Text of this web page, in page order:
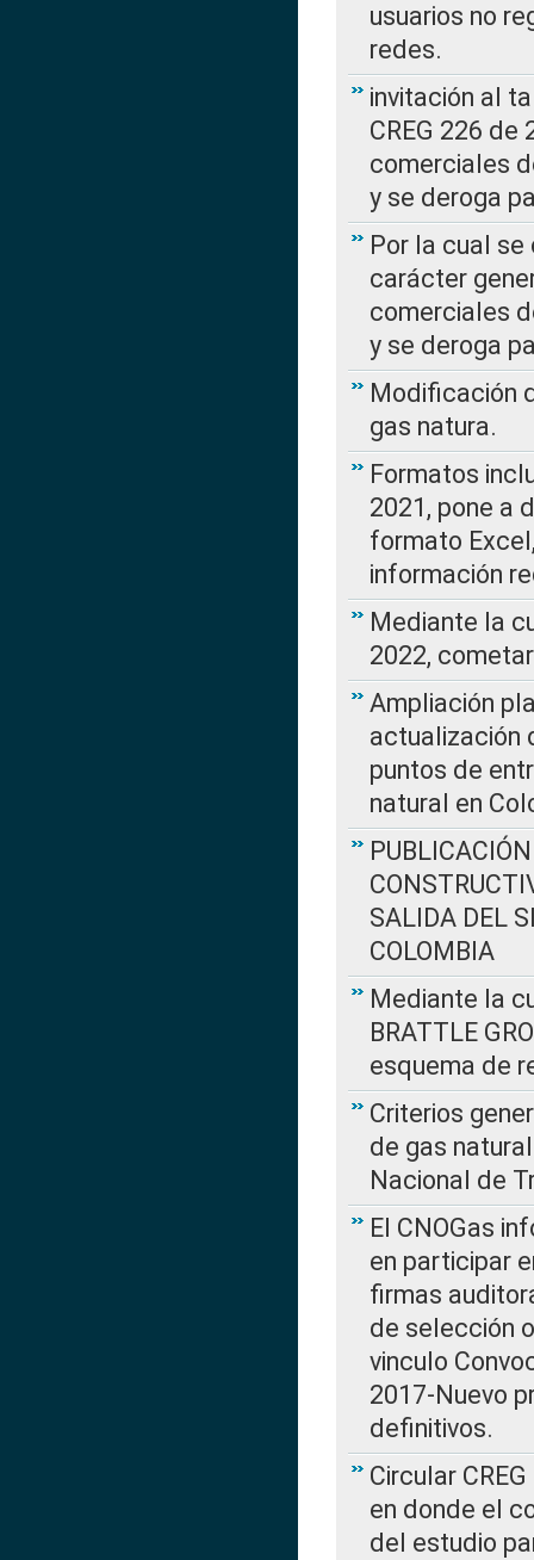
usuarios no
redes.
invitación al
CREG 226
comerciales
y se deroga
Por la cual
carácter
comerciales
y se deroga
Modificación
gas natura.
Formatos
2021, pone a
formato
información
Mediante la
2022,
Ampliación
actualización
puntos de
natural en
SALIDA DEL
COLOMBIA
Mediante la
BRATTLE
esquema de
Criterios
de gas
Nacional de
El CNOGas
en participar
firmas
de selección
vinculo
2017-Nuevo
definitivos.
Circular
en donde el
del estudio